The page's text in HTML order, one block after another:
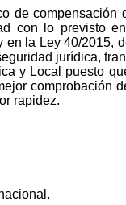
de
con lo previsto
la Ley 40/2015,
jurídica,
y Local puesto
comprobación
rapidez.